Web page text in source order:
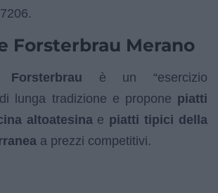
Forsterbrau Merano
Forsterbrau è un “esercizio
lunga tradizione e propone piatti
altoatesinae piatti tipici della
a prezzi competitivi.